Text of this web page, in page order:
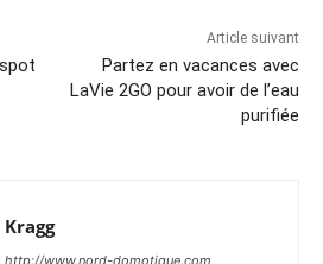
Article suivant
Partez en vacances avec
LaVie 2GO pour avoir de l’eau
purifiée
Kragg
http://www.nord-domotique.com